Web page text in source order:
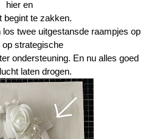
hier en
begint te zakken.
twee uitgestansde raampjes op
op strategische
ondersteuning. En nu alles goed
laten drogen.